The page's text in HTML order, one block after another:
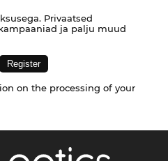
Privaatsed
ja palju muud
on the processing of your